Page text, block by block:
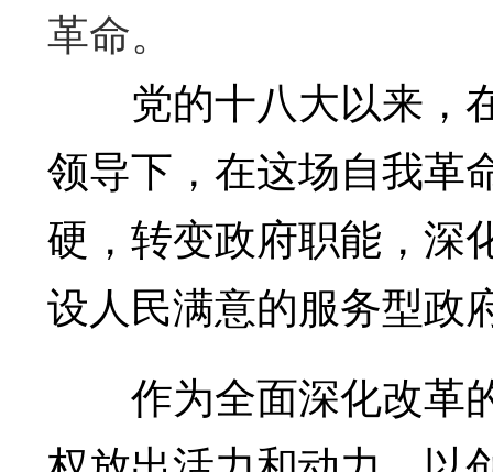
革命。
党的十八大以来，
领导下，在这场自我革
硬，转变政府职能，深
设人民满意的服务型政
作为全面深化改革的